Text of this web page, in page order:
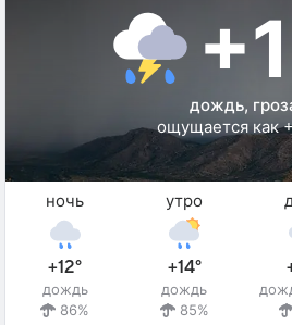
дождь,
ощущается как
ночь
+12°
дождь
86%
утро
+14°
дождь
85%